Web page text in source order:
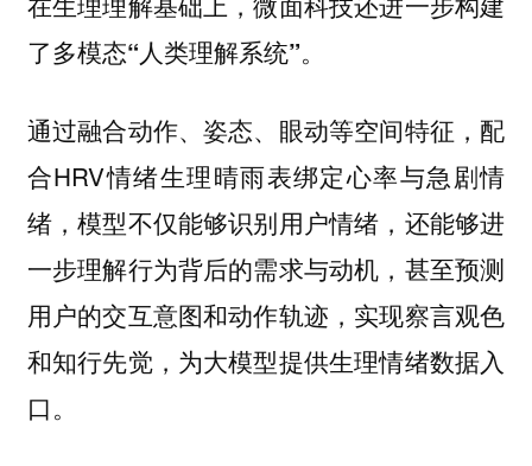
了多模态“人类理解系统”。
通过融合动作、姿态、眼动等空间特征，配
合HRV情绪生理晴雨表绑定心率与急剧情
绪，模型不仅能够识别用户情绪，还能够进
一步理解行为背后的需求与动机，甚至预测
用户的交互意图和动作轨迹，实现察言观色
和知行先觉，为大模型提供生理情绪数据入
口。